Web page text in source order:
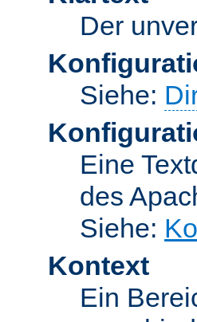
Der
Siehe:
Eine
des
Siehe:
Kontext
Ein